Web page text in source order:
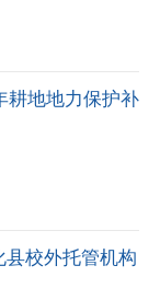
耕地地力保护补
校外托管机构